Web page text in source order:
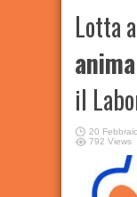
Lotta
il
20
792 Views